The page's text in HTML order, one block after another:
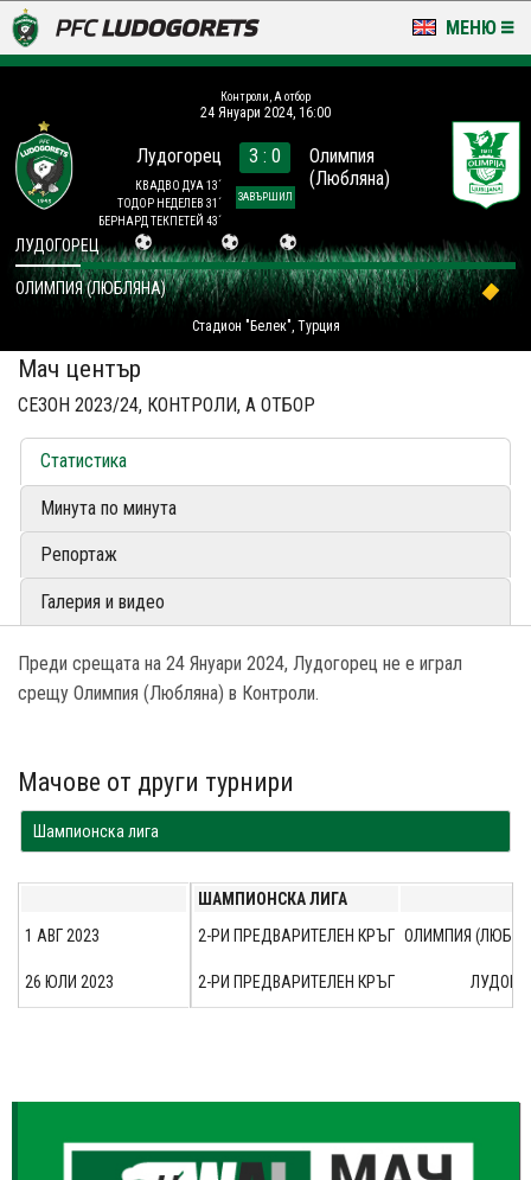
МЕНЮ
LUDOGORETS TV
НА ТЕРЕНА
СТАДИОН & БАЗИ
КЛУБ
ЗА ФЕНОВЕ
Контроли, А отбор
24 Януари 2024, 16:00
Лудогорец
КВАДВО ДУА 13´
ТОДОР НЕДЕЛЕВ 31´
БЕРНАРД ТЕКПЕТЕЙ 43´
3 : 0
ЗАВЪРШИЛ
Олимпия
(Любляна)
Стадион "Белек", Турция
ЛУДОГОРЕЦ
ОЛИМПИЯ (ЛЮБЛЯНА)
Мач център
СЕЗОН 2023/24, КОНТРОЛИ, А ОТБОР
Статистика
Минута по минута
Репортаж
Галерия и видео
Преди срещата на 24 Януари 2024, Лудогорец не е играл
срещу Олимпия (Любляна) в Контроли.
Мачове от други турнири
Шампионска лига
ШАМПИОНСКА ЛИГА
2-РИ ПРЕДВАРИТЕЛЕН КРЪГ ОЛИМПИЯ
2-РИ ПРЕДВАРИТЕЛЕН КРЪГ
1 АВГ 2023
26 ЮЛИ 2023